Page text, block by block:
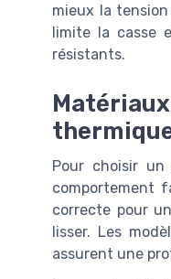
mieux la
limite la casse
résistants.
Pour choisir
comportement
correcte pour
lisser. Les
assurent une